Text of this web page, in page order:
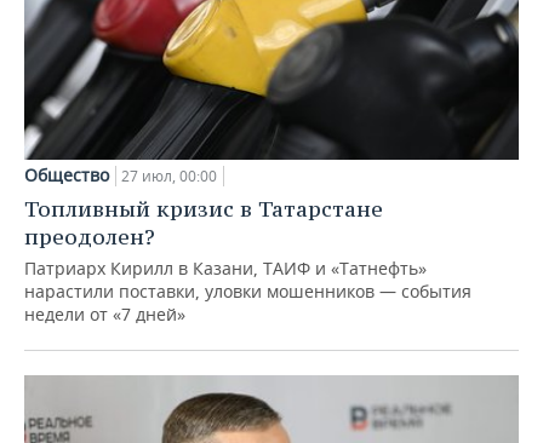
Общество 27 июл, 00:00
Топливный кризис в Татарстане
преодолен?
Патриарх Кирилл в Казани, ТАИФ и «Татнефть»
нарастили поставки, уловки мошенников — события
недели от «7 дней»